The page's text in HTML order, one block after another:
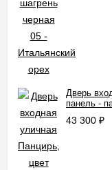
Дверь
панель -
43 300 ₽